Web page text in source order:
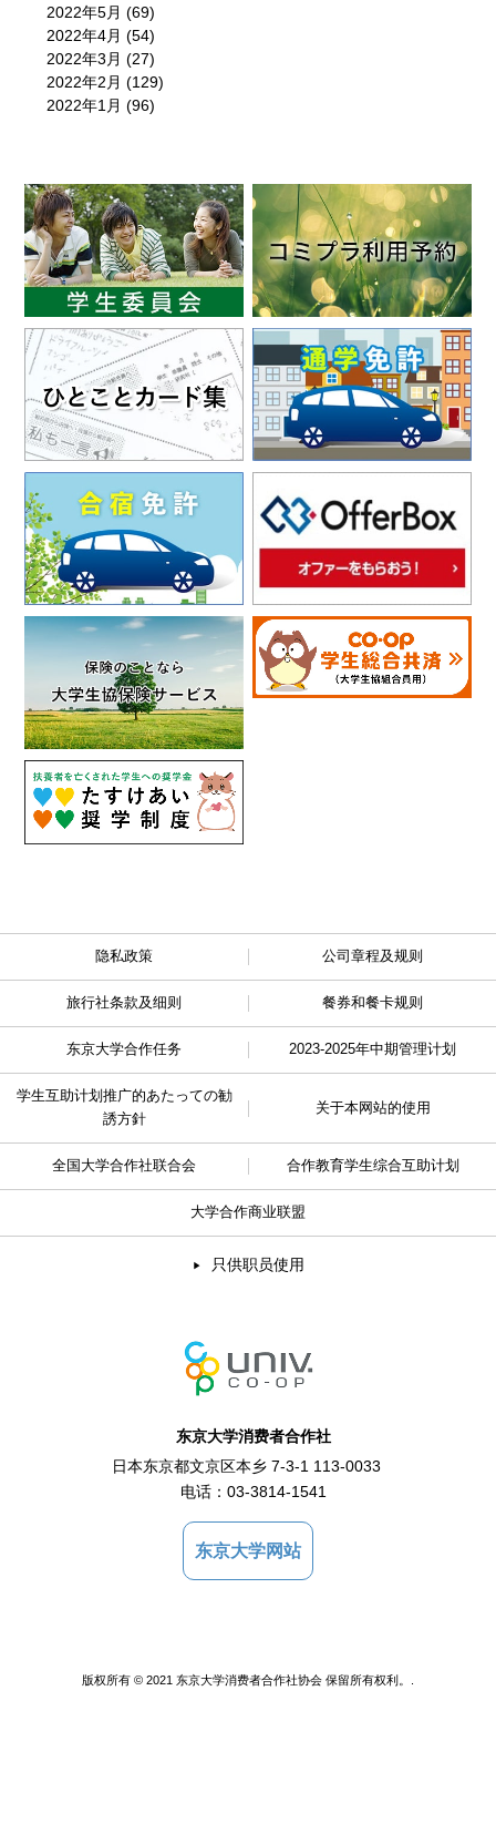
2022年5月 (69)
2022年4月 (54)
2022年3月 (27)
2022年2月 (129)
2022年1月 (96)
隐私政策 公司章程及规则
旅行社条款及细则 餐券和餐卡规则
东京大学合作任务 2023-2025年中期管理计划
学生互助计划推广的あたっての勧
誘方針
关于本网站的使用
全国大学合作社联合会 合作教育学生综合互助计划
大学合作商业联盟
只供职员使用
东京大学消费者合作社
日本东京都文京区本乡 7-3-1 113-0033
电话： 03-3814-1541
东京大学网站
版权所有 © 2021 东京大学消费者合作社协会 保留所有权利。.